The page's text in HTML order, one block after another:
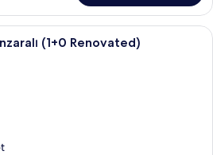
Masa, güneşlik/perde, ücretsiz
(1+0 Renovated)